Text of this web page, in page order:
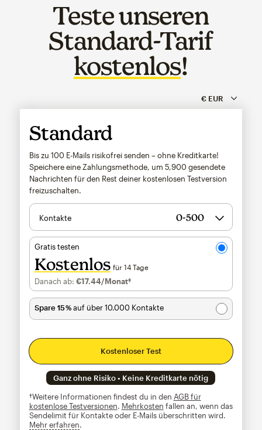
Teste unseren
Standard-Tarif
kostenlos!
Standard
Bis zu 100 E-Mails risikofrei senden – ohne Kreditkarte!
Speichere eine Zahlungsmethode, um 5,900 gesendete
Nachrichten für den Rest deiner kostenlosen Testversion
freizuschalten.
Kontakte
Gratis testen
Kostenlos für 14 Tage
Danach ab: €17.44/Monat†pro Monat†
Spare 15 %auf über 10.000 Kontakte
Kostenloser Test
Ganz ohne Risiko • Keine Kreditkarte nötig
†Weitere Informationen findest du in den AGB für
kostenlose Testversionen. Mehrkosten fallen an, wenn das
Sendelimit für Kontakte oder E-Mails überschritten wird.
Mehr erfahrentooltip